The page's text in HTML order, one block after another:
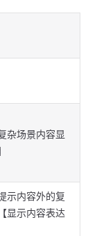
杂场景内容显
示内容外的复
显示内容表达